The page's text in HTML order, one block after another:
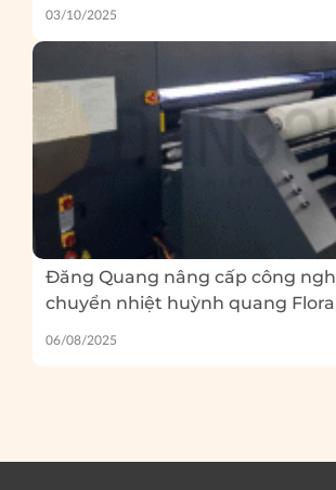
03/10/2025
Đăng Quang nâng cấp công
chuyển nhiệt huỳnh quang Flora
06/08/2025